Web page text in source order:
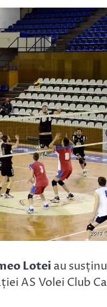
Lotei au
AS Volei Club